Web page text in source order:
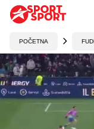
POČETNA